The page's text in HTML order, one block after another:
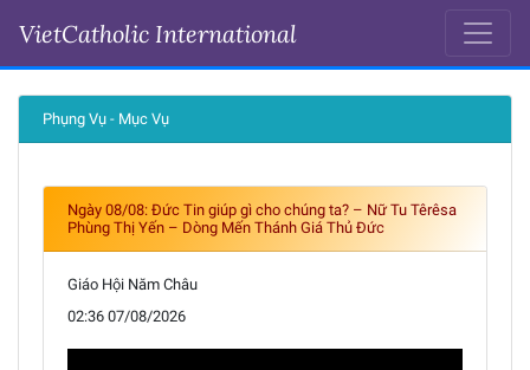
VietCatholic International
Ngày 07-08-2026
Phụng Vụ - Mục Vụ
Ngày 08/08: Đức Tin giúp gì cho chúng ta? – Nữ Tu Têrêsa
Phùng Thị Yến – Dòng Mến Thánh Giá Thủ Đức
Giáo Hội Năm Châu
02:36 07/08/2026